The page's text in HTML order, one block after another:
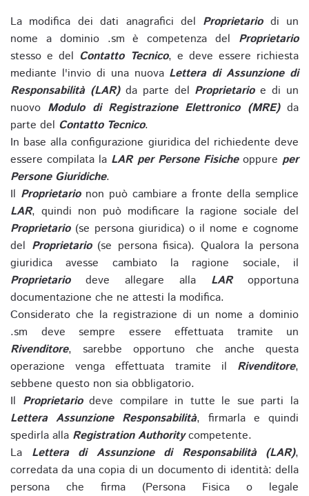
La modifica dei dati anagrafici del Proprietariodi un
nome a dominio .sm è competenza del Proprietario
stesso e del Contatto Tecnico, e deve essere richiesta
mediante l'invio di una nuova Lettera di Assunzione di
Responsabilità (LAR)da parte del Proprietarioe di un
nuovo Modulo di Registrazione Elettronico (MRE)da
parte del Contatto Tecnico.
In base alla configurazione giuridica del richiedente deve
essere compilata la LAR per Persone Fisicheoppure per
Persone Giuridiche.
Il Proprietarionon può cambiare a fronte della semplice
LAR, quindi non può modificare la ragione sociale del
Proprietario(se persona giuridica) o il nome e cognome
del Proprietario(se persona fisica). Qualora la persona
giuridica avesse cambiato la ragione sociale, il
Proprietariodeve allegare alla LARopportuna
documentazione che ne attesti la modifica.
Considerato che la registrazione di un nome a dominio
.sm deve sempre essere effettuata tramite un
Rivenditore, sarebbe opportuno che anche questa
operazione venga effettuata tramite il Rivenditore,
sebbene questo non sia obbligatorio.
Il Proprietariodeve compilare in tutte le sue parti la
Lettera Assunzione Responsabilità, firmarla e quindi
spedirla alla Registration Authoritycompetente.
La Lettera di Assunzione di Responsabilità (LAR),
corredata da una copia di un documento di identità: della
persona che firma (Persona Fisica o legale